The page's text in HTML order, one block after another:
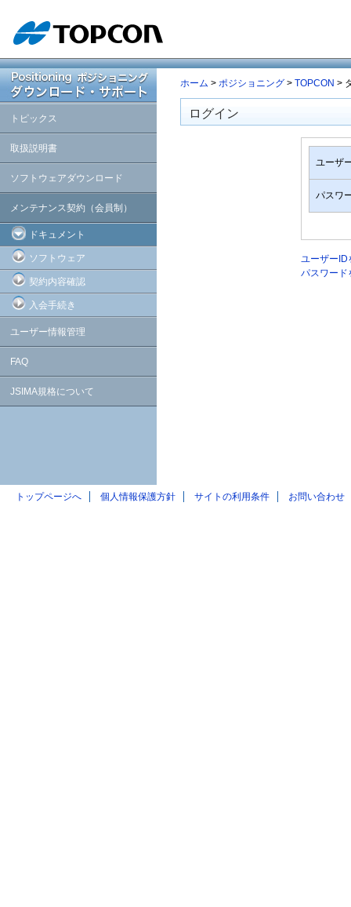
トピックス
取扱説明書
ソフトウェアダウンロード
メンテナンス契約（会員制）
ドキュメント
ソフトウェア
契約内容確認
入会手続き
ユーザー情報管理
FAQ
JSIMA規格について
ホーム > ポジショニング > TOPCON >
ログイン
ユーザ
パスワ
ユーザーID
パスワード
トップページへ 個人情報保護方針 サイトの利用条件 お問い合わせ